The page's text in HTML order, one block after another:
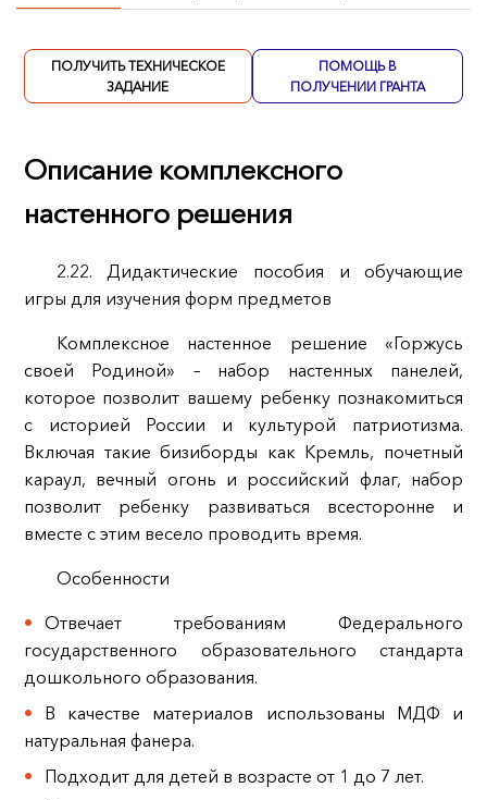
ПОЛУЧИТЬ ТЕХНИЧЕСКОЕ
ЗАДАНИЕ
ПОМОЩЬ В
ПОЛУЧЕНИИ ГРАНТА
Описание комплексного
настенного решения
2.22. Дидактические пособия и обучающие
игры для изучения форм предметов
Комплексное настенное решение «Горжусь
своей Родиной» – набор настенных панелей,
которое позволит вашему ребенку познакомиться
с историей России и культурой патриотизма.
Включая такие бизиборды как Кремль, почетный
караул, вечный огонь и российский флаг, набор
позволит ребенку развиваться всесторонне и
вместе с этим весело проводить время.
Особенности
Отвечает требованиям Федерального
государственного образовательного стандарта
дошкольного образования.
В качестве материалов использованы МДФ и
натуральная фанера.
Подходит для детей в возрасте от 1 до 7 лет.